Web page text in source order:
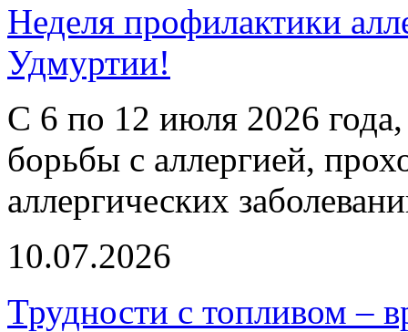
Неделя профилактики
Удмуртии!
С 6 по 12 июля 2026
борьбы с аллергией,
аллергических
10.07.2026
Трудности с топливом –